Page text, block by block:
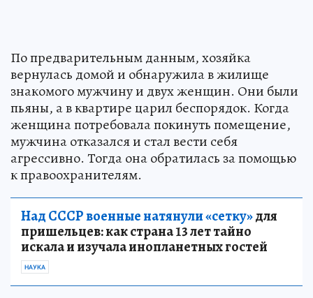
По предварительным данным, хозяйка
вернулась домой и обнаружила в жилище
знакомого мужчину и двух женщин. Они были
пьяны, а в квартире царил беспорядок. Когда
женщина потребовала покинуть помещение,
мужчина отказался и стал вести себя
агрессивно. Тогда она обратилась за помощью
к правоохранителям.
Над СССР военные натянули «сетку»для
пришельцев: как страна 13 лет тайно
искала и изучала инопланетных гостей
НАУКА